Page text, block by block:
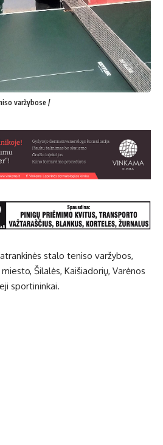
varžybose /
stalo teniso varžybos,
Šilalės, Kaišiadorių, Varėnos
sportininkai.